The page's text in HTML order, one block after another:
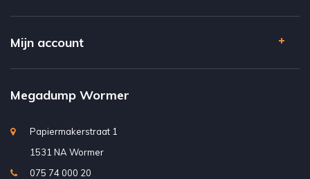
Mijn account
Megadump Wormer
Papiermakerstraat 1
1531 NA Wormer
075 74 000 20